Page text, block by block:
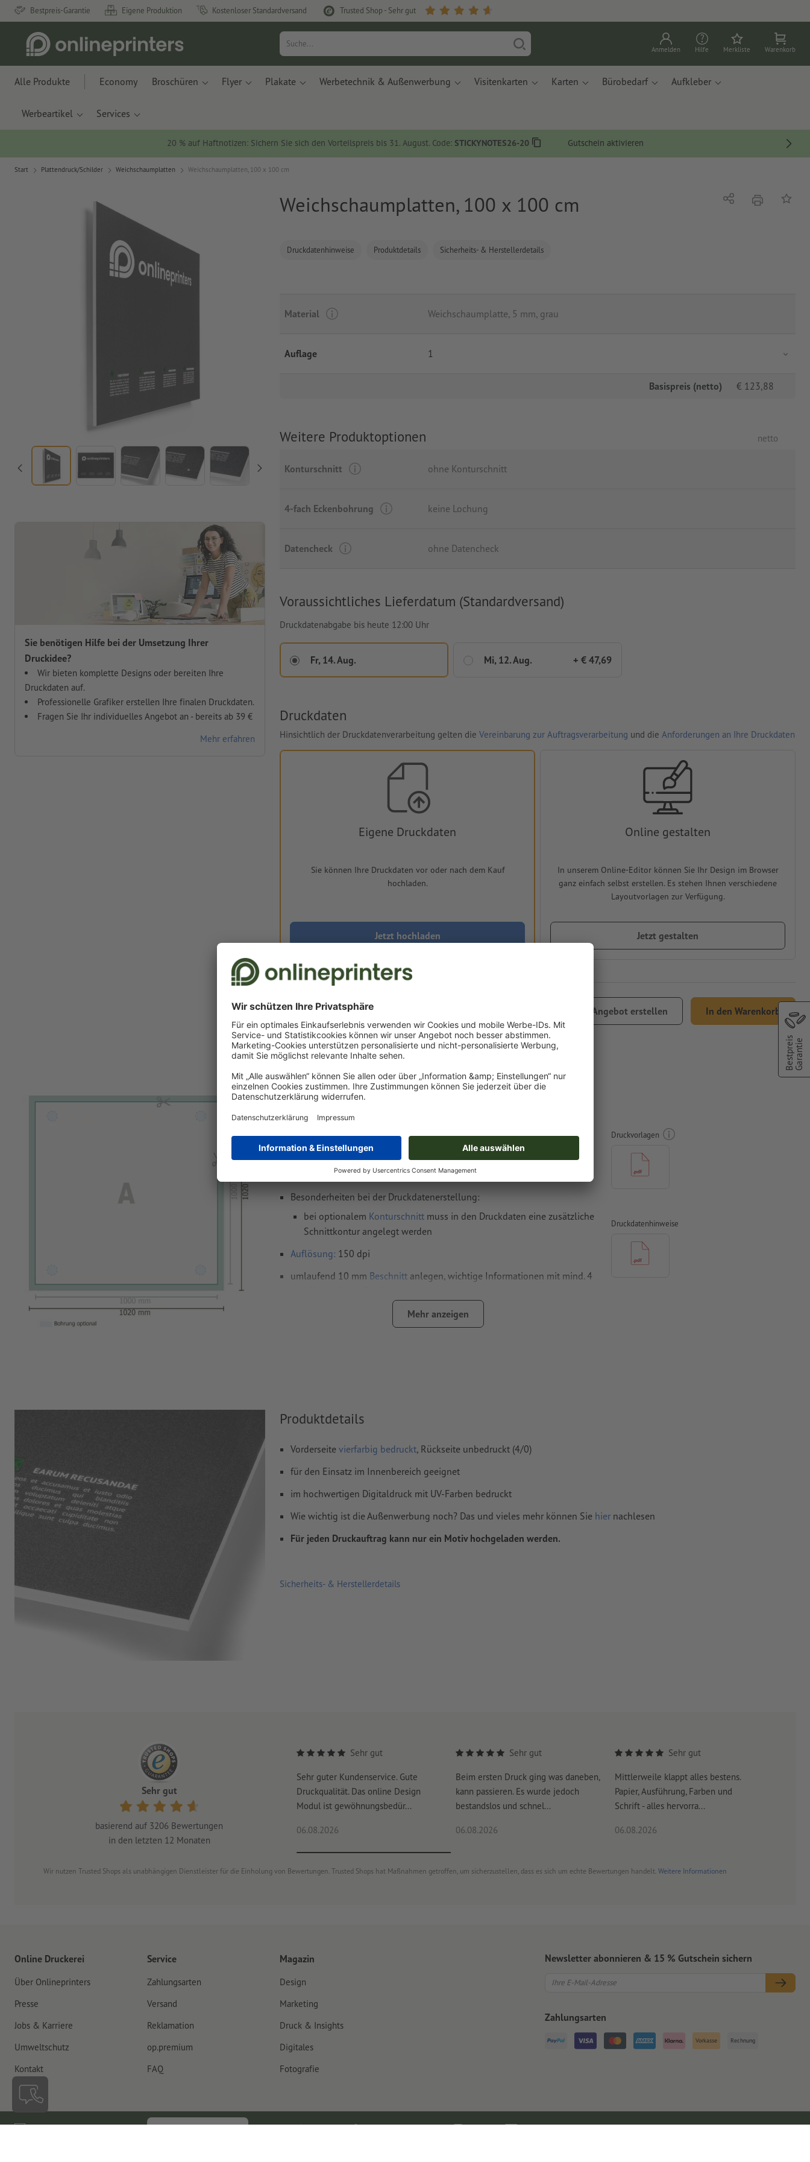
Bestpreis-Garantie Eigene Produktion Kostenloser Standardversand Trusted Shop - Sehr gut
Anmelden Hilfe Merkliste Warenkorb
Alle Produkte Economy Broschüren Flyer Plakate Werbetechnik & Außenwerbung Visitenkarten Karten Bürobedarf Aufkleber
Werbeartikel Services
20 % auf Haftnotizen: Sichern Sie sich den Vorteilspreis bis 31. August. Code: STICKYNOTES26-20 Gutschein aktivieren
Start Plattendruck/Schilder Weichschaumplatten Weichschaumplatten, 100 x 100 cm
Weichschaumplatten, 100 x 100 cm
Sie benötigen Hilfe bei der Umsetzung Ihrer
Druckidee?
Wir bieten komplette Designs oder bereiten Ihre
Druckdaten auf.
Professionelle Grafiker erstellen Ihre finalen Druckdaten.
Fragen Sie Ihr individuelles Angebot an - bereits ab 39 €
Mehr erfahren
Druckdatenhinweise Produktdetails Sicherheits- & Herstellerdetails
Teilen DruckenAuf
Material Weichschaumplatte, 5 mm, grau
Auflage 1
Basispreis (netto) € 123,88
Weitere Produktoptionen netto
Konturschnitt ohne Konturschnitt
4-fach Eckenbohrung keine Lochung
Datencheck ohne Datencheck
Voraussichtliches Lieferdatum (Standardversand)
Druckdatenabgabe bis heute 12:00 Uhr
Fr, 14. Aug. Mi, 12. Aug. + € 47,69
Druckdaten
Hinsichtlich der Druckdatenverarbeitung gelten die Vereinbarung zur Auftragsverarbeitung und die Anforderungen an Ihre Druckdaten
Eigene Druckdaten
Sie können Ihre Druckdaten vor oder nach dem Kauf
hochladen.
Jetzt hochladen
Online gestalten
In unserem Online-Editor können Sie Ihr Design im Browser
ganz einfach selbst erstellen. Es stehen Ihnen verschiedene
Layoutvorlagen zur Verfügung.
Jetzt gestalten
netto Inkl.19% MwSt.&Versand
Angebot erstellen In den Warenkorb
Lieferung ca.:
Fr, 14. Aug.
Gewicht: ca.997,43 g
Druckdatenhinweise Weichschaumplatten, 100 x 100
cm
Datenformat (inkl. 10 mm Beschnitt): 102 x 102 cm
: 100 x 100 cm
Besonderheiten bei der Druckdatenerstellung:
bei optionalem Konturschnitt muss in den Druckdaten eine zusätzliche
Schnittkontur angelegt werden
Auflösung: 150 dpi
umlaufend 10 mm Beschnitt anlegen, wichtige Informationen mit mind. 4
müssen vollständig eingebettet oder in Kurven konvertiert
Kommentarewerden gelöscht und nicht gedruckt
Wie lege ich Druckdaten richtig an?
Mehr anzeigen
Druckvorlagen
Druckdatenhinweise
Produktdetails
Vorderseite vierfarbig bedruckt, Rückseite unbedruckt (4/0)
für den Einsatz im Innenbereich geeignet
im hochwertigen Digitaldruck mit UV-Farben bedruckt
Wie wichtig ist die Außenwerbung noch? Das und vieles mehr können Sie hier nachlesen
Für jeden Druckauftrag kann nur ein Motiv hochgeladen werden.
Sicherheits- & Herstellerdetails
Sehr gut
basierend auf 3206 Bewertungen
in den letzten 12 Monaten
Sehr gut
Sehr guter Kundenservice. Gute
Druckqualität. Das online Design
Modul ist gewöhnungsbedür...
06.08.2026
Sehr gut
Beim ersten Druck ging was daneben,
kann passieren. Es wurde jedoch
bestandslos und schnel...
06.08.2026
Sehr gut
Mittlerweile klappt alles bestens.
Papier, Ausführung, Farben und
Schrift - alles hervorra...
06.08.2026
Wir nutzen Trusted Shops als unabhängigen Dienstleister für die Einholung von Bewertungen. Trusted Shops hat Maßnahmen getroffen, um sicherzustellen, dass es sich um echte Bewertungen handelt. Weitere Informationen
BestpreisGarantie
Online Druckerei
Über Onlineprinters
Presse
Jobs & Karriere
Umweltschutz
Kontakt
Service
Zahlungsarten
Versand
Reklamation
op.premium
FAQ
Magazin
Design
Marketing
Druck & Insights
Digitales
Fotografie
Newsletter abonnieren & 15 % Gutschein sichern
Zahlungsarten
Vorkasse Rechnung
Deutschland